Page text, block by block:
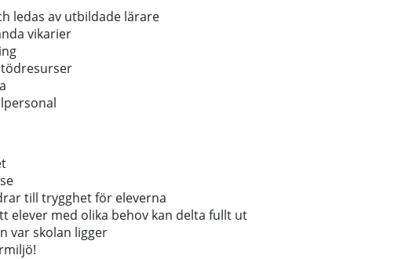
ledas av utbildade lärare
vikarier
till trygghet för eleverna
elever med olika behov kan delta fullt ut
var skolan ligger